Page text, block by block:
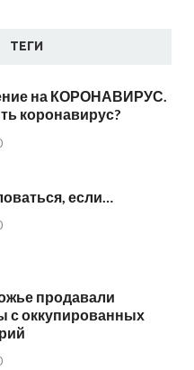
ТЕГИ
на КОРОНАВИРУС.
коронавирус?
если…
продавали
с оккупированных